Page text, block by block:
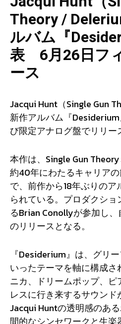
Theory /
ルバム『
表 6月26日フ
ース
Jacqui Hunt（Single Gun
新作アルバム『
び限定アナログ盤でリリー
本作は、Single Gun
約40年にわたるキャリア
で、前作から18年ぶりの
られている。プロダクシ
るBrian Conollyが参加し、
のリリースとなる。
『Desiderium』は、グリ
いったテーマを軸に構成さ
ニカ、ドリームポップ、
レスに行き来するサウンド
Jacqui Huntの透明感のあ